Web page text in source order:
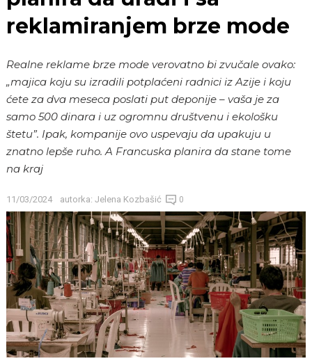
reklamiranjem brze mode
Realne reklame brze mode verovatno bi zvučale ovako:
„majica koju su izradili potplaćeni radnici iz Azije i koju
ćete za dva meseca poslati put deponije – vaša je za
samo 500 dinara i uz ogromnu društvenu i ekološku
štetu”. Ipak, kompanije ovo uspevaju da upakuju u
znatno lepše ruho. A Francuska planira da stane tome
na kraj
11/03/2024 autorka: Jelena Kozbašić 0